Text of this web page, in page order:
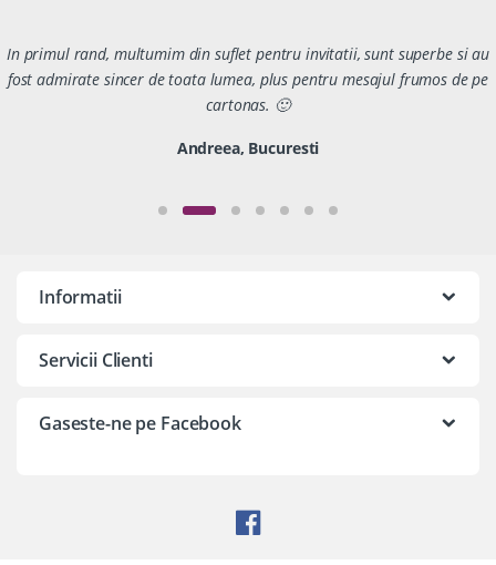
In primul rand, multumim din suflet pentru invitatii, sunt superbe si au
fost admirate sincer de toata lumea, plus pentru mesajul frumos de pe
cartonas. 🙂
Andreea, Bucuresti
Informatii
Servicii Clienti
Gaseste-ne pe Facebook